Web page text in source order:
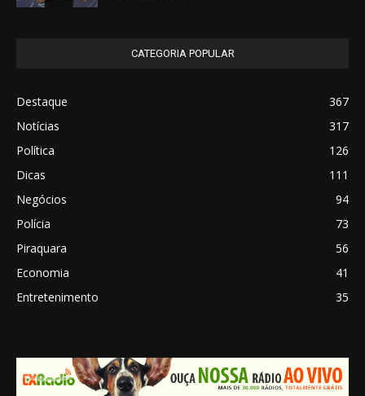
CATEGORIA POPULAR
Destaque
367
Notícias
317
Política
126
Dicas
111
Negócios
94
Polícia
73
Piraquara
56
Economia
41
Entretenimento
35